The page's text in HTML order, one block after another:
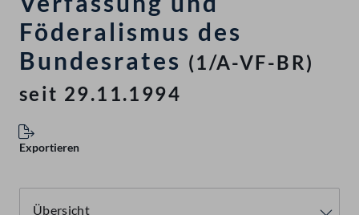
Föderalismus des
Bundesrates (1/A-VF-BR)
seit 29.11.1994
Exportieren